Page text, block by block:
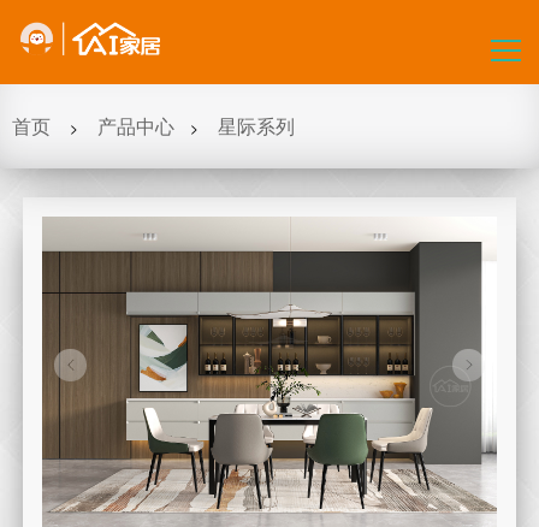
首页
产品中心
核心优势
AI定制
加盟指引
合作与联系
全国网点
订单查询
首页 > 产品中心 > 星际系列